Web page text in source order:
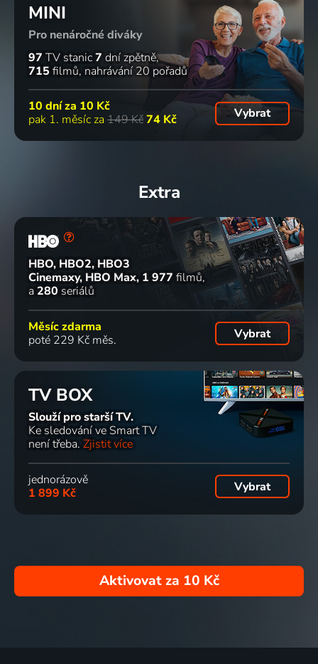
MINI
Pro nenáročné diváky
97 TV stanic7 dní zpětně
715 filmů nahrávání 20 pořadů
10 dní za 10 Kč
pak 1. měsíc za 149 Kč74 Kč Vybrat
Extra
HBO, HBO2, HBO3
Cinemaxy, HBO Max 1 977 filmů
a 280 seriálů
Měsíc zdarma
poté 229 Kč měs.
Vybrat
TV BOX
Slouží pro starší TV.
Ke sledování ve Smart TV
není třeba. Zjistit více
jednorázově
1 899 Kč
Vybrat
Aktivovat za 10 Kč